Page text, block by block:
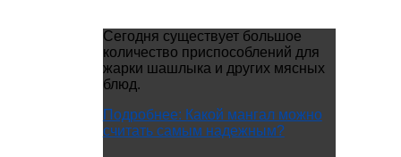
Сегодня существует большое
количество приспособлений для
жарки шашлыка и других мясных
блюд.
Подробнее: Какой мангал можно
считать самым надежным?